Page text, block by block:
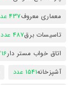
معماری معروف437 عدد
تاسیسات برق487 عدد
اتاق خواب مستر دار216 عدد
آشپزخانه1541 عدد